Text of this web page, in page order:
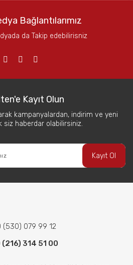
Bağlantılarımız
da Takip edebilirisniz
Kayıt Olun
kampanyalardan, indirim ve yeni
siz haberdar olabilirsiniz.
Kayıt Ol
(530) 079 99 12
(216) 314 51 00